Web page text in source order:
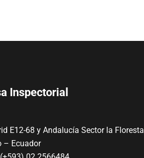
Inspectorial
E12-68 y Andalucía Sector la Floresta
– Ecuador